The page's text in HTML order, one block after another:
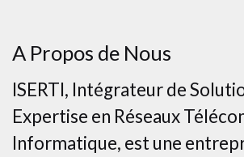
A Propos de Nous
ISERTI, Intégrateur de
Expertise en Réseaux
Informatique, est une